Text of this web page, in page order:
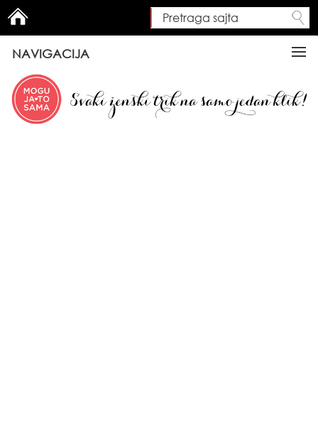
Search form
Pretraga sajta
NAVIGACIJA